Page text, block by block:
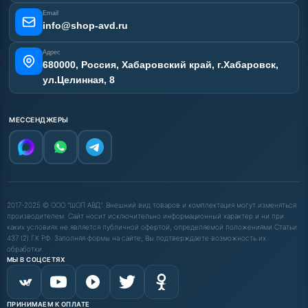
Email
info@shop-avd.ru
Адрес
680000, Россия, Хабаровский край, г.Хабаровск,
ул.Целинная, 8
МЕССЕНДЖЕРЫ
2017-2025 © ООО "ШОП АВД". Внешний вид товаров и комплектация могут изменяться
производителем. Сайт носит исключительно информационный характер и ни при
каких условиях не является публичной офертой, определяемой положениями Статьи
437 (2) ГК РФ. Заполняя формы на сайте, Вы подтверждаете возможность их
обработки.
МЫ В СОЦСЕТЯХ
ПРИНИМАЕМ К ОПЛАТЕ